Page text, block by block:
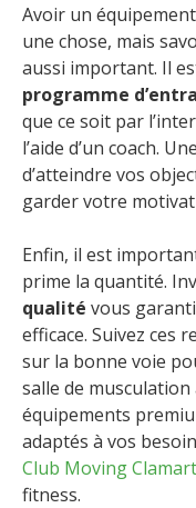
Avoir un
une chose, mais
aussi important. Il
programme
que ce soit par
l’aide d’un coach.
d’atteindre vos
garder votre
Enfin, il est
prime la quantité.
qualité vous
efficace. Suivez ces
sur la bonne voie
salle de
équipements
adaptés à vos
Club Moving Clamart
fitness.